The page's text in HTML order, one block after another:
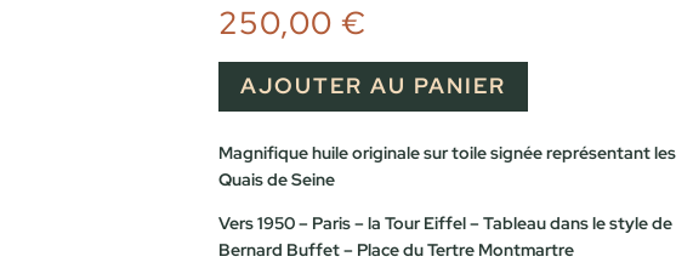
250,00 €
AJOUTER AU PANIER
Magnifique huile originale sur toile signée représentant les
Quais de Seine
Vers 1950 – Paris – la Tour Eiffel – Tableau dans le style de
Bernard Buffet – Place du Tertre Montmartre